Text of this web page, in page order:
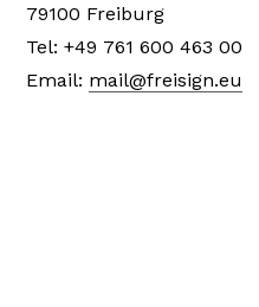
79100 Freiburg
Tel: +49 761 600 463 00
Email: mail@freisign.eu